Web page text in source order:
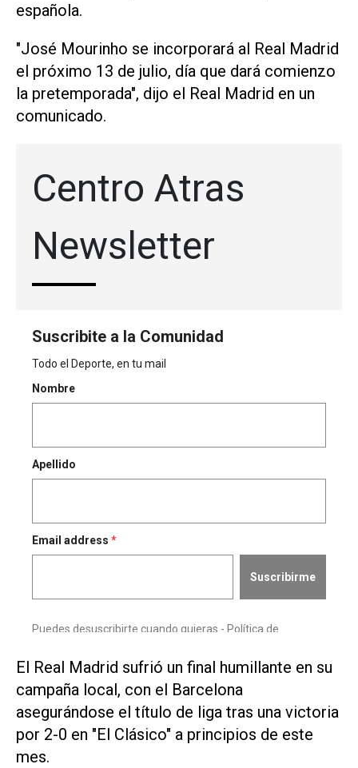
española.
"José Mourinho se incorporará ⁠al Real Madrid
el ​próximo 13 de julio, ‌día que dará ‌comienzo
la pretemporada", dijo el Real ⁠Madrid en un
comunicado.
El Real Madrid sufrió un final humillante en su
campaña local, ​con ‌el Barcelona
asegurándose el título de liga tras una victoria
por 2-0 en "El Clásico" a principios de este
⁠mes.